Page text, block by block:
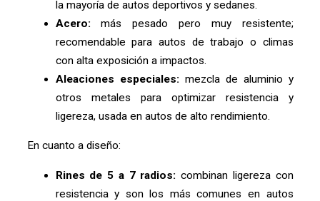
la mayoría de autos deportivos y sedanes.
Acero: más pesado pero muy resistente;
recomendable para autos de trabajo o climas
con alta exposición a impactos.
Aleaciones especiales: mezcla de aluminio y
otros metales para optimizar resistencia y
ligereza, usada en autos de alto rendimiento.
En cuanto a diseño:
Rines de 5 a 7 radios: combinan ligereza con
resistencia y son los más comunes en autos